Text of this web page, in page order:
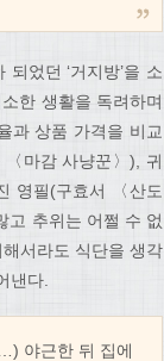
었던 ‘거지방’을 소
한 생활을 독려하며
과 상품 가격을 비교
마감 사냥꾼〉), 귀
영필(구효서 〈산도
고 추위는 어쩔 수 없
서라도 식단을 생각
낸다.
야근한 뒤 집에